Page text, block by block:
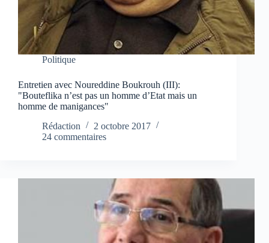
Politique
Entretien avec Noureddine Boukrouh (III):
"Bouteflika n’est pas un homme d’Etat mais un
homme de manigances"
Rédaction
2 octobre 2017
24 commentaires